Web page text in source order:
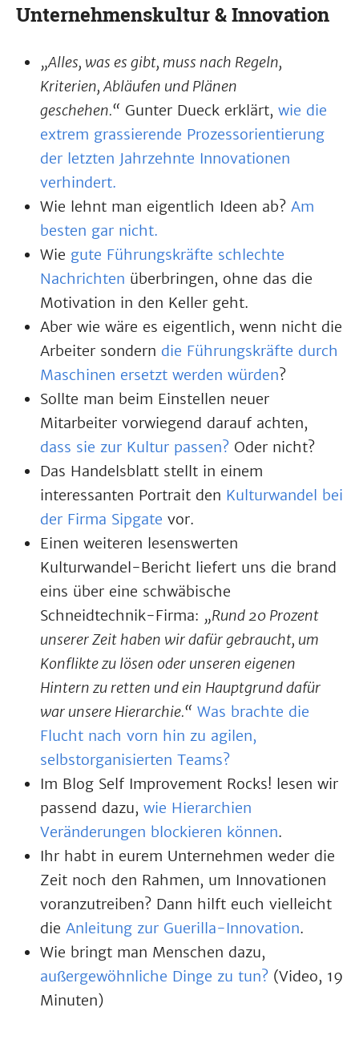
Unternehmenskultur & Innovation
„Alles, was es gibt, muss nach Regeln,
Kriterien, Abläufen und Plänen
geschehen.“ Gunter Dueck erklärt, wie die
extrem grassierende Prozessorientierung
der letzten Jahrzehnte Innovationen
verhindert.
Wie lehnt man eigentlich Ideen ab? Am
besten gar nicht.
Wie gute Führungskräfte schlechte
Nachrichten überbringen, ohne das die
Motivation in den Keller geht.
Aber wie wäre es eigentlich, wenn nicht die
Arbeiter sondern die Führungskräfte durch
Maschinen ersetzt werden würden?
Sollte man beim Einstellen neuer
Mitarbeiter vorwiegend darauf achten,
dass sie zur Kultur passen? Oder nicht?
Das Handelsblatt stellt in einem
interessanten Portrait den Kulturwandel bei
der Firma Sipgate vor.
Einen weiteren lesenswerten
Kulturwandel-Bericht liefert uns die brand
eins über eine schwäbische
Schneidtechnik-Firma: „Rund 20 Prozent
unserer Zeit haben wir dafür gebraucht, um
Konflikte zu lösen oder unseren eigenen
Hintern zu retten und ein Hauptgrund dafür
war unsere Hierarchie.“ Was brachte die
Flucht nach vorn hin zu agilen,
selbstorganisierten Teams?
Im Blog Self Improvement Rocks! lesen wir
passend dazu, wie Hierarchien
Veränderungen blockieren können.
Ihr habt in eurem Unternehmen weder die
Zeit noch den Rahmen, um Innovationen
voranzutreiben? Dann hilft euch vielleicht
die Anleitung zur Guerilla-Innovation.
Wie bringt man Menschen dazu,
außergewöhnliche Dinge zu tun? (Video, 19
Minuten)